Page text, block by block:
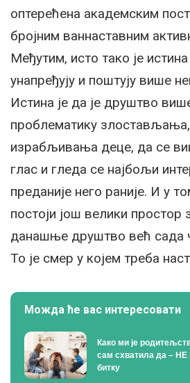
оптерећена академским
бројним ваннаставним
Међутим, исто тако је
унапређују и поштују више
Истина је да је друштво
проблематику
израбљивања деце, да се
глас и гледа се најбољи
преданије него раније. И у
постоји још велики простор
данашње друштво већ сада
То је смер у којем треба
Можда ће вас интересовати
Како ми је
сам схватила да –
битку